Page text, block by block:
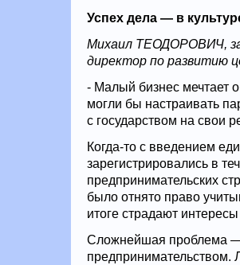
Успех дела — в
Михаил ТЕОДОРОВИЧ,
директор по развитию
- Малый бизнес мечтает
могли бы настраивать
с государством на свои
Когда-то с введением
зарегистрировались в
предпринимательских
было отнято право
итоге страдают интересы
Сложнейшая проблема —
предпринимательством.